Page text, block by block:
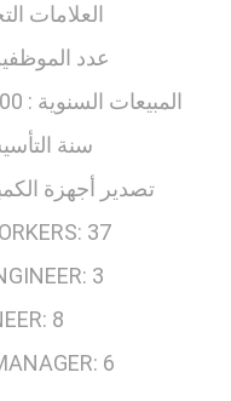
العلامات
عدد
المبيعات السنوية :
سنة
تصدير أجهزة
37
3
8
6